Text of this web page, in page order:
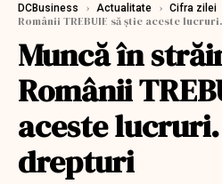
DCBusiness › Actualitate › Cifra zilei
Românii TREBUIE să știe aceste
Muncă în
Românii
aceste
drepturi